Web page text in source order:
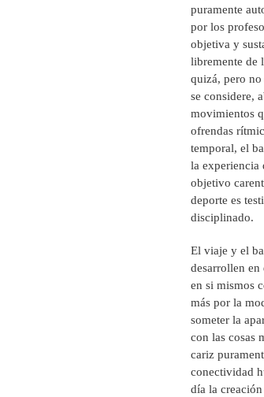
puramente
por los
objetiva y
libremente de
quizá, pero
se considere,
movimientos
ofrendas
temporal, el
la experiencia
objetivo
deporte es
disciplinado.
El viaje y el
desarrollen
en si mismos
más por la
someter la
con las cosas
cariz
conectividad
día la